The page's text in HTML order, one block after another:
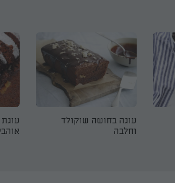
עוגה בחושה שוקולד
וחלבה